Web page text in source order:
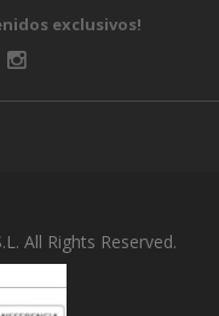
exclusivos!
All Rights Reserved.